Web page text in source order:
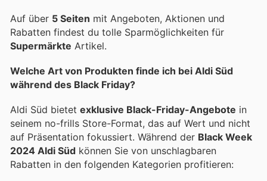
Auf über 5 Seiten mit Angeboten, Aktionen und
Rabatten findest du tolle Sparmöglichkeiten für
Supermärkte Artikel.
Welche Art von Produkten finde ich bei Aldi Süd
während des Black Friday?
Aldi Süd bietet exklusive Black-Friday-Angebote in
seinem no-frills Store-Format, das auf Wert und nicht
auf Präsentation fokussiert. Während der Black Week
2024 Aldi Süd können Sie von unschlagbaren
Rabatten in den folgenden Kategorien profitieren: